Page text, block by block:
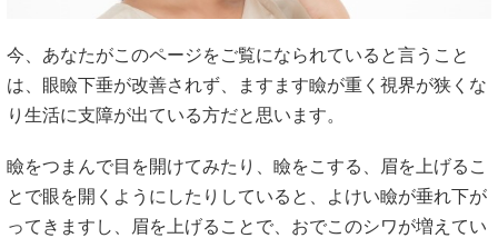
今、あなたがこのページをご覧になられていると言うこと
は、眼瞼下垂が改善されず、ますます瞼が重く視界が狭くな
り生活に支障が出ている方だと思います。
瞼をつまんで目を開けてみたり、瞼をこする、眉を上げるこ
とで眼を開くようにしたりしていると、よけい瞼が垂れ下が
ってきますし、眉を上げることで、おでこのシワが増えてい